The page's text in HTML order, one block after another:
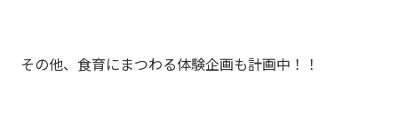
その他、食育にまつわる体験企画も計画中！！